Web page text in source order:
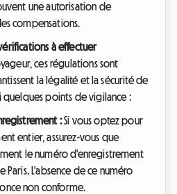
une autorisation de
compensations.
à effectuer
ces régulations sont
la légalité et la sécurité de
points de vigilance :
:Si vous optez pour
entier, assurez-vous que
le numéro d'enregistrement
L'absence de ce numéro
non conforme.